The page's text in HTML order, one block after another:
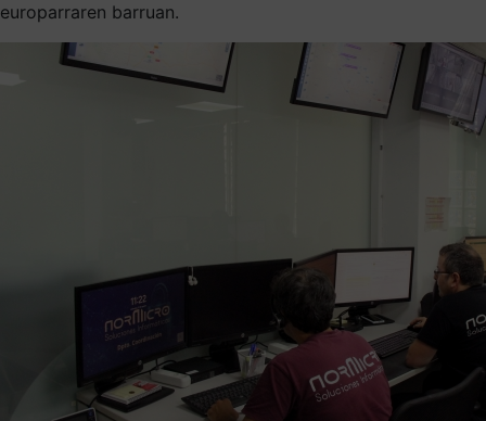
europarraren barruan.